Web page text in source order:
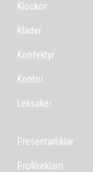
Klockor
Kläder
Konfektyr
Kontor
Leksaker
Presentartiklar
Profilreklam